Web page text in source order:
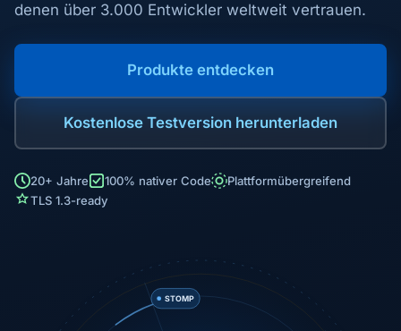
denen über 3.000 Entwickler weltweit vertrauen.
Produkte entdecken
Kostenlose Testversion herunterladen
20+ Jahre 100% nativer Code
Plattformübergreifend
TLS 1.3-ready
STOMP